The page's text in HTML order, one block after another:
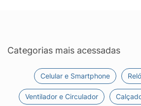
Categorias mais acessadas
Celular e Smartphone
Ventilador e Circulador